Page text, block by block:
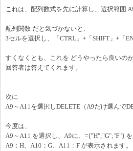
これは、配列数式を先に計算し、選択範囲
配列関数 だと気づかないと、
3セルを選択し、「CTRL」+「SHIFT」+「
すくなくとも、これを どうやったら良いの
回答者は答えてくれます。
次に
A9～A11を選択しDELETE（A9だけ選んで
今度は、
A9～A11 を選択し、A9に、={"H";"G";"F"}
A9：H、A10：G、A11：F が表示されます。